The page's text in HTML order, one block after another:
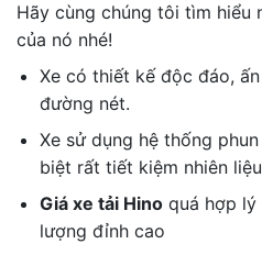
Hãy cùng chúng tôi tìm
của nó nhé!
Xe có thiết kế độc đáo,
đường nét.
Xe sử dụng hệ thống
biệt rất tiết kiệm nhiên
Giá xe tải Hinoquá hợp lý
lượng đỉnh cao